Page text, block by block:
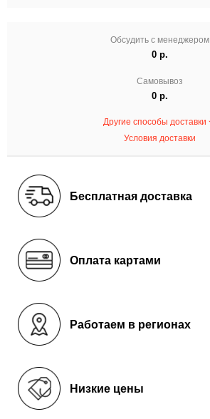
Обсудить с менеджером
0 р.
Самовывоз
0 р.
Другие способы доставки
Условия доставки
Бесплатная доставка
Оплата картами
Работаем в регионах
Низкие цены